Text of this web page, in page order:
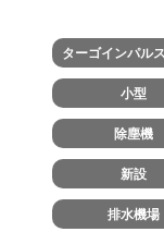
ターゴインパル
小型
除塵機
新設
排水機場